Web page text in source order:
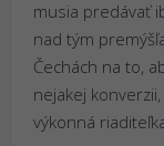
musia predávať
nad tým
Čechách na to,
nejakej
výkonná